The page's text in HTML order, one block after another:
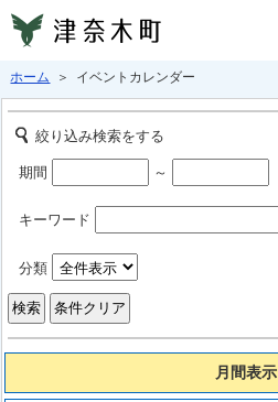
ホーム ＞ イベントカレンダー
絞り込み検索をする
期間 ～
キーワード
分類
月間表示